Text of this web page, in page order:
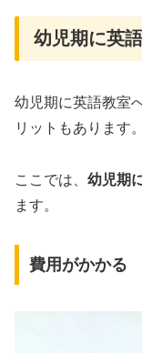
幼児期に英
幼児期に英語教室
リットもあります。
ここでは、 幼児期
ます。
費用がかかる